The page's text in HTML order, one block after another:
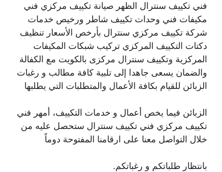
فني تكييف سنترال الظهر صيانة تكييف مركزي فني
مكيفات فني وحدات تكييف شاطر ورخيص خدمات
شركة تكييف مركزي سنترال بأرخص الأسعار تنظيف
دكتات التكييف المركزي تركيب شبكات المكيفات
المركزية وتكييف سنترال مركزى بالكويت مع الكفالة
والضمان يسعى جاهدا إلى تلبية كافة مطالب و رغبات
الزبائن للقيام بكافة الأعمال والمتطلبات التي يطلبها
الزبائن فيما يخص أعمال و خدمات التكييف، أمهر فني
تكييف مركزي فني تكييف سنترال ستحصل عليه من
خلال التواصل معنا على ارقامنا المفتوحة دوماً
بانتظار طلباتكم و رغباتكم.